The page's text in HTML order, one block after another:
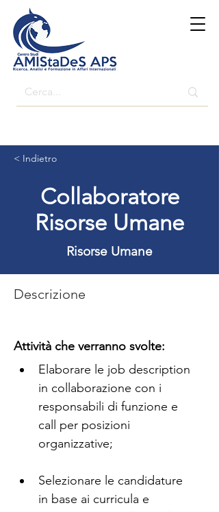
< Indietro
Collaboratore
Risorse Umane
Risorse Umane
Descrizione
Attività che verranno svolte:
Elaborare le job description
in collaborazione con i
responsabili di funzione e
call per posizioni
organizzative;
Selezionare le candidature
in base ai curricula e